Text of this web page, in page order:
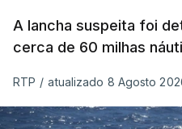
A lancha suspeita foi
cerca de 60 milhas
RTP / atualizado 8 Agosto